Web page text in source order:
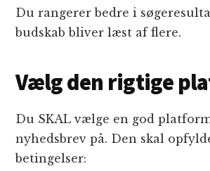
Du rangerer bedre i
budskab bliver læst af flere.
Vælg den rigtige
Du SKAL vælge en god
nyhedsbrev på. Den skal
betingelser: